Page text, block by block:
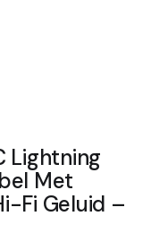
Lightning
Met
Fi Geluid –